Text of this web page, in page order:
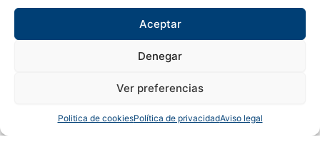
Aceptar
Denegar
Ver preferencias
Politica de cookiesPolítica de privacidadAviso legal